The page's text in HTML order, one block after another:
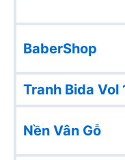
BaberShop
Tranh Bida Vol
Nền Vân Gỗ